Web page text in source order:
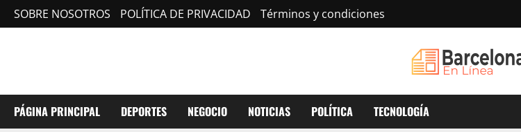
Saltar
al
SOBRE NOSOTROS POLÍTICA DE PRIVACIDAD Términos y condiciones
PÁGINA PRINCIPAL DEPORTES NEGOCIO NOTICIAS POLÍTICA TECNOLOGÍA